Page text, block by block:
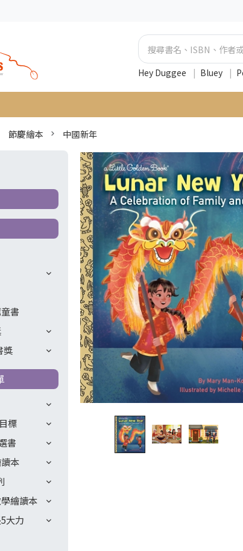
Hey Duggee | Bluey |
節慶繪本 中國新年
書
獎
標
書
本
繪讀本
大力